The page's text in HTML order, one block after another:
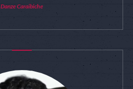
Danze Caraibiche